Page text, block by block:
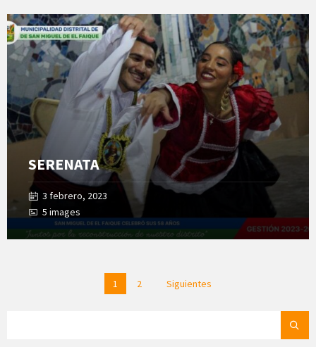
SERENATA
3 febrero, 2023
5 images
Open
Gallery
1 2 Siguientes